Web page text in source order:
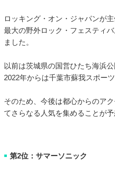
ロッキング・オン・ジャパンが
最大の野外ロック・フェスティ
ました。
以前は茨城県の国営ひたち海浜
2022年からは千葉市蘇我スポー
そのため、今後は都心からのア
てさらなる人気を集めることが予
■ 第2位：サマーソニック